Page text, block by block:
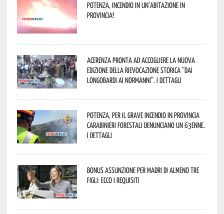
Potenza, incendio in un’abitazione in
provincia!
Acerenza pronta ad accogliere la nuova
edizione della rievocazione storica “Dai
Longobardi ai Normanni”. I dettagli
Potenza, per il grave incendio in Provincia
Carabinieri forestali denunciano un 63enne.
I dettagli
Bonus assunzione per madri di almeno tre
figli: ecco i requisiti